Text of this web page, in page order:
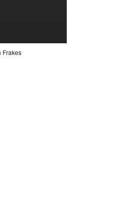
Frakes